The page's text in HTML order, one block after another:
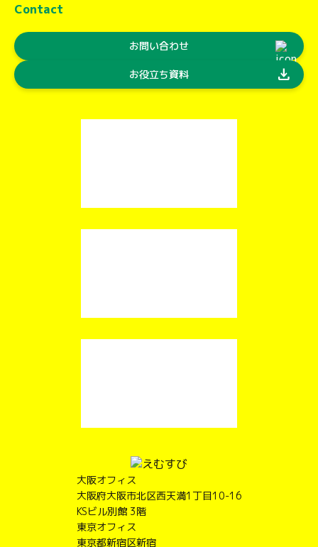
Contact
お問い合わせ
お役立ち資料 download
大阪オフィス
大阪府大阪市北区西天満1丁目10-16
KSビル別館 3階
東京オフィス
東京都新宿区新宿